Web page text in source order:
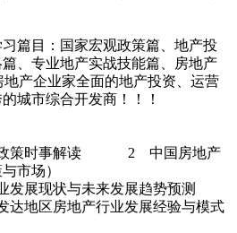
篇目：国家宏观政策篇、地产投
、专业地产实战技能篇、房地产
地产企业家全面的地产投资、运营
城市综合开发商！！！
政策时事解读 2 中国房地产
市场）
发展现状与未来发展趋势预测
达地区房地产行业发展经验与模式